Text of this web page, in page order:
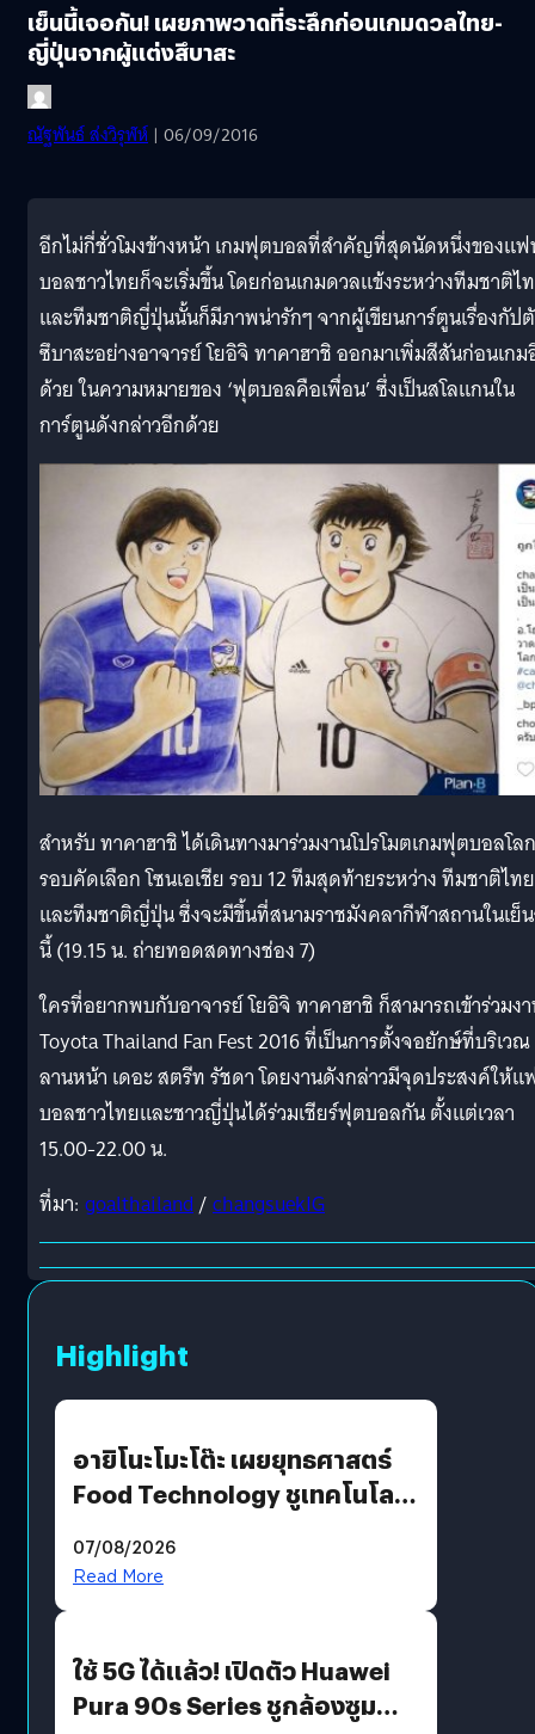
เย็นนี้เจอกัน! เผยภาพวาดที่ระลึกก่อนเกมดวลไทย-
ญี่ปุ่นจากผู้แต่งสึบาสะ
ณัฐพันธ์ ส่งวิรุฬห์ | 06/09/2016
อีกไม่กี่ชั่วโมงข้างหน้า เกมฟุตบอลที่สำคัญที่สุดนัดหนึ่งของแ
บอลชาวไทยก็จะเริ่มขึ้น โดยก่อนเกมดวลแข้งระหว่างทีมชาติไ
และทีมชาติญี่ปุ่นนั้นก็มีภาพน่ารักๆ จากผู้เขียนการ์ตูนเรื่องกัป
ซึบาสะอย่างอาจารย์ โยอิจิ ทาคาฮาชิ ออกมาเพิ่มสีสันก่อนเก
ด้วย ในความหมายของ ‘ฟุตบอลคือเพื่อน’ ซึ่งเป็นสโลแกนใน
การ์ตูนดังกล่าวอีกด้วย
สำหรับ ทาคาฮาชิ ได้เดินทางมาร่วมงานโปรโมตเกมฟุตบอลโลก
รอบคัดเลือก โซนเอเชีย รอบ 12 ทีมสุดท้ายระหว่าง ทีมชาติไทย
และทีมชาติญี่ปุ่น ซึ่งจะมีขึ้นที่สนามราชมังคลากีฬาสถานในเย็
นี้ (19.15 น. ถ่ายทอดสดทางช่อง 7)
ใครที่อยากพบกับอาจารย์ โยอิจิ ทาคาฮาชิ ก็สามารถเข้าร่วมง
Toyota Thailand Fan Fest 2016 ที่เป็นการตั้งจอยักษ์ที่บริเวณ
ลานหน้า เดอะ สตรีท รัชดา โดยงานดังกล่าวมีจุดประสงค์ให้แ
บอลชาวไทยและชาวญี่ปุ่นได้ร่วมเชียร์ฟุตบอลกัน ตั้งแต่เวลา
15.00-22.00 น.
ที่มา: goalthailand/changsuekIG
Highlight
อายิโนะโมะโต๊ะ เผยยุทธศาสตร์
Food Technology ชูเทคโนโลยี
บริโภคและ B2B
07/08/2026
Read More
ใช้ 5G ได้แล้ว! เปิดตัว Huawei
Pura 90s Series ชูกล้องซูม